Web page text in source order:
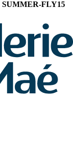
SUMMER-FLY15